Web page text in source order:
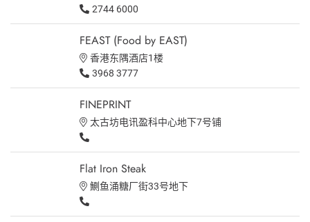
2744 6000
FEAST (Food by EAST)
香港东隅酒店1楼
3968 3777
FINEPRINT
太古坊电讯盈科中心地下7号铺
Flat Iron Steak
鰂鱼涌糖厂街33号地下